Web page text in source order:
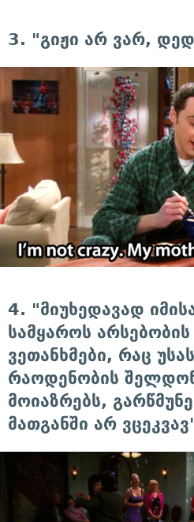
3. "გიჟი არ ვარ,
4. "მიუხედავად
სამყაროს
ვეთანხმები, რაც
რაოდენობის
მოიაზრებს,
მათგანში არ